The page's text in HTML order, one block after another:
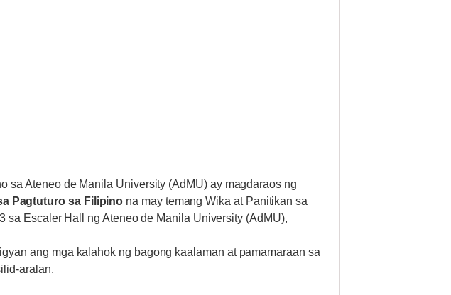
sa Ateneo de Manila University (AdMU) ay magdaraos ng
Pagtuturo sa Filipino na may temang Wika at Panitikan sa
sa Escaler Hall ng Ateneo de Manila University (AdMU),
ang mga kalahok ng bagong kaalaman at pamamaraan sa
aralan.